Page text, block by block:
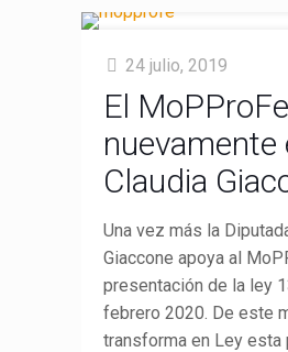
24 julio, 2019
El
nuevamente
Claudia
Una vez más la
Giaccone apoya al
presentación de la ley
febrero 2020. De este
transforma en Ley esta
LandMatrix